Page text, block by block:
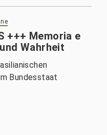
+++ Memoria e
Wahrheit
Bundesstaat